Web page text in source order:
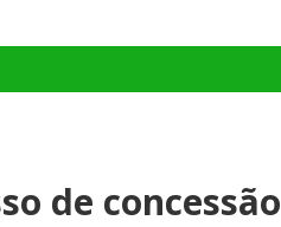
de concessão